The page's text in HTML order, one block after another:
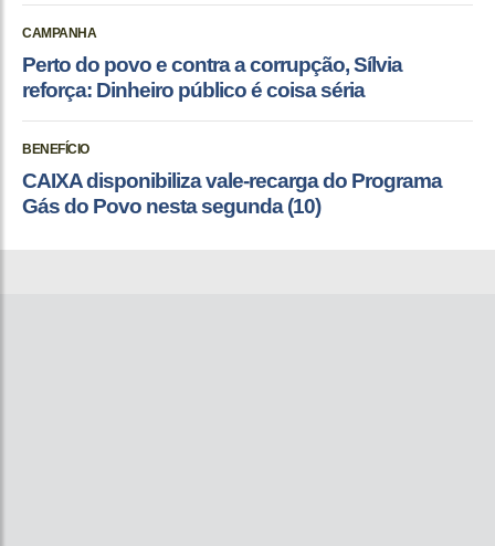
CAMPANHA
Perto do povo e contra a corrupção, Sílvia
reforça: Dinheiro público é coisa séria
BENEFÍCIO
CAIXA disponibiliza vale-recarga do Programa
Gás do Povo nesta segunda (10)